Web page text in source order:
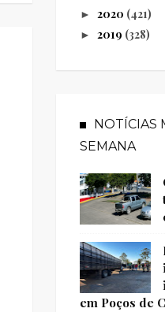
► 2020 (421)
► 2019 (328)
NOTÍCIAS
SEMANA
em Poços de